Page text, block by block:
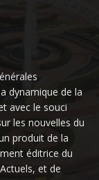
dynamique de la
avec le souci
les nouvelles du
produit de la
éditrice du
et de